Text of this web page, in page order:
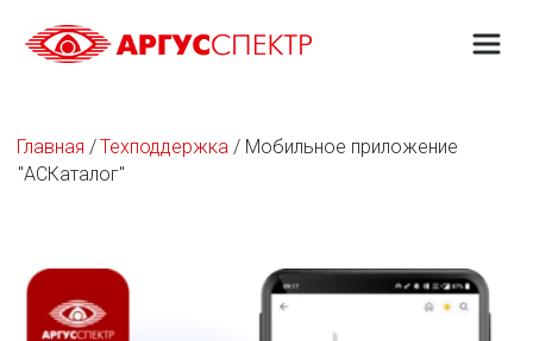
Главная / Техподдержка / Мобильное приложение
"АСКаталог"